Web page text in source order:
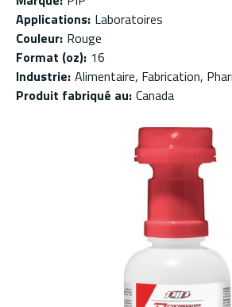
Applications: Laboratoires
Couleur: Rouge
Format (oz): 16
Industrie: Alimentaire, Fabrication,
Produit fabriqué au: Canada